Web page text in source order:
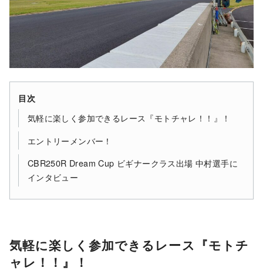
目次
気軽に楽しく参加できるレース『モトチャレ！！』！
エントリーメンバー！
CBR250R Dream Cup ビギナークラス出場 中村選手に
インタビュー
気軽に楽しく参加できるレース『モトチ
ャレ！！』！